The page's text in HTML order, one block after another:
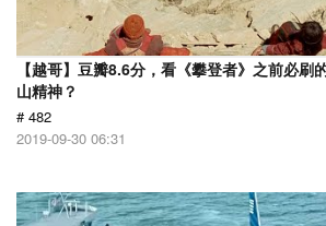
【越哥】豆瓣8.6分，看《攀登者》之前必刷
山精神？
# 482
2019-09-30 06:31